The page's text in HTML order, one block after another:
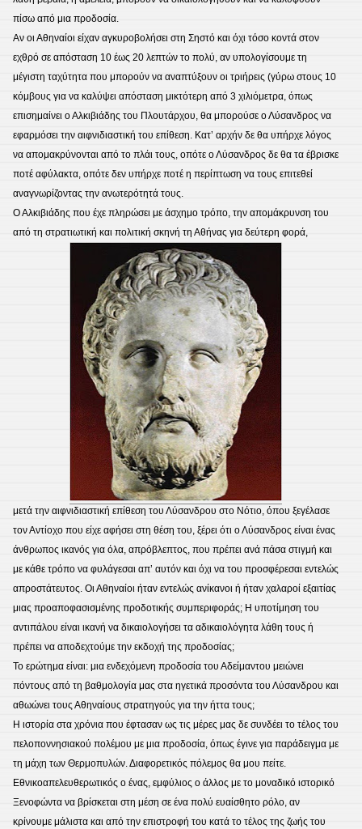
πίσω από μια προδοσία.
Αν οι Αθηναίοι είχαν αγκυροβολήσει στη Σηστό και όχι τόσο κοντά στον
εχθρό σε απόσταση 10 έως 20 λεπτών το πολύ, αν υπολογίσουμε τη
μέγιστη ταχύτητα που μπορούν να αναπτύξουν οι τριήρεις (γύρω στους 10
κόμβους για να καλύψει απόσταση μικτότερη από 3 χιλιόμετρα, όπως
επισημαίνει ο Αλκιβιάδης του Πλουτάρχου, θα μπορούσε ο Λύσανδρος να
εφαρμόσει την αιφνιδιαστική του επίθεση. Κατ’ αρχήν δε θα υπήρχε λόγος
να απομακρύνονται από το πλάι τους, οπότε ο Λύσανδρος δε θα τα έβρισκε
ποτέ αφύλακτα, οπότε δεν υπήρχε ποτέ η περίπτωση να τους επιτεθεί
αναγνωρίζοντας την ανωτερότητά τους.
Ο Αλκιβιάδης που έχε πληρώσει με άσχημο τρόπο, την απομάκρυνση του
από τη στρατιωτική και πολιτική σκηνή τη Αθήνας για δεύτερη φορά,
μετά την αιφνιδιαστική επίθεση του Λύσανδρου στο Νότιο, όπου ξεγέλασε
τον Αντίοχο που είχε αφήσει στη θέση του, ξέρει ότι ο Λύσανδρος είναι ένας
άνθρωπος ικανός για όλα, απρόβλεπτος, που πρέπει ανά πάσα στιγμή και
με κάθε τρόπο να φυλάγεσαι απ’ αυτόν και όχι να του προσφέρεσαι εντελώς
απροστάτευτος. Οι Αθηναίοι ήταν εντελώς ανίκανοι ή ήταν χαλαροί εξαιτίας
μιας προαποφασισμένης προδοτικής συμπεριφοράς; Η υποτίμηση του
αντιπάλου είναι ικανή να δικαιολογήσει τα αδικαιολόγητα λάθη τους ή
πρέπει να αποδεχτούμε την εκδοχή της προδοσίας;
Το ερώτημα είναι: μια ενδεχόμενη προδοσία του Αδείμαντου μειώνει
πόντους από τη βαθμολογία μας στα ηγετικά προσόντα του Λύσανδρου και
αθωώνει τους Αθηναίους στρατηγούς για την ήττα τους;
Η ιστορία στα χρόνια που έφτασαν ως τις μέρες μας δε συνδέει το τέλος του
πελοποννησιακού πολέμου με μια προδοσία, όπως έγινε για παράδειγμα με
τη μάχη των Θερμοπυλών. Διαφορετικός πόλεμος θα μου πείτε.
Εθνικοαπελευθερωτικός ο ένας, εμφύλιος ο άλλος με το μοναδικό ιστορικό
Ξενοφώντα να βρίσκεται στη μέση σε ένα πολύ ευαίσθητο ρόλο, αν
κρίνουμε μάλιστα και από την επιστροφή του κατά το τέλος της ζωής του